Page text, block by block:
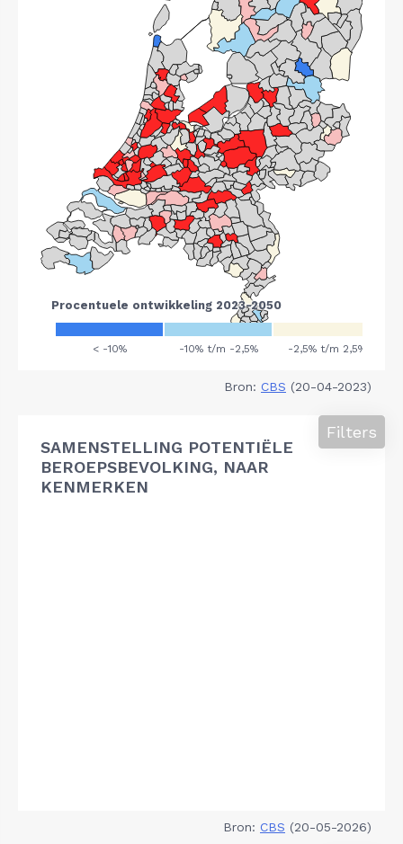
Bron: CBS (20-04-2023)
SAMENSTELLING POTENTIËLE
BEROEPSBEVOLKING, NAAR
KENMERKEN
Filters
Bron: CBS (20-05-2026)